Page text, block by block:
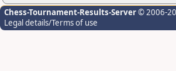
Chess-Tournament-Results-Server© 2006-
Legal details/Terms of use